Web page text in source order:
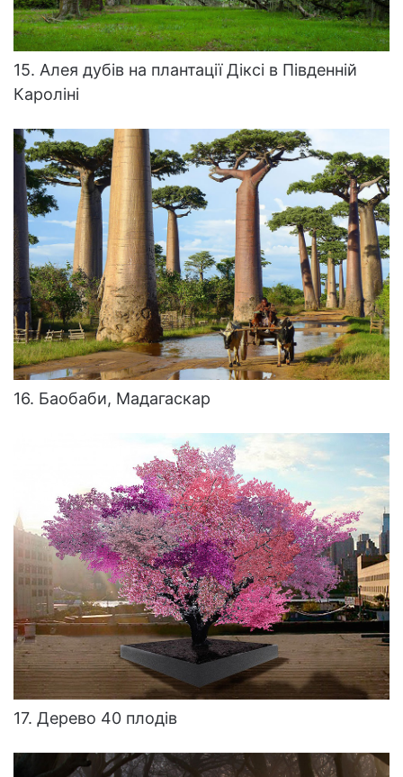
15. Алея дубів на плантації Діксі в Південній
Кароліні
16. Баобаби, Мадагаскар
17. Дерево 40 плодів